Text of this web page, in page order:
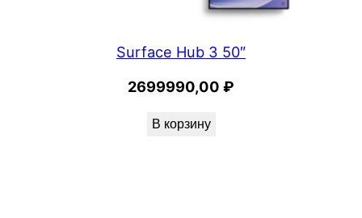
Surface Hub 3 50″
2699990,00 ₽
В корзину